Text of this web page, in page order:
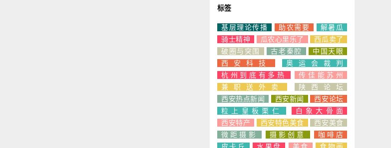
标签
基层理论传播 助农需要
解暑瓜
骑士精神
瓜农心里乐了
西瓜卖了
破圈与突围
古老秦腔
中国天眼
西安科技
奥运会裁判
杭州到底有多热
传佳能苏州
兼职送外卖
陕西论坛
西安热点新闻
西安新闻
西安论坛
粒上皇板栗仁
白象大骨面
西安特产
西安特色美食
西安美食
微距摄影
摄影创意
咖啡店